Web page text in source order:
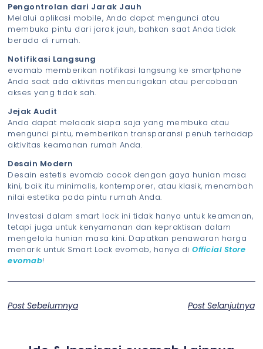
Pengontrolan dari Jarak Jauh
Melalui aplikasi mobile, Anda dapat mengunci atau
membuka pintu dari jarak jauh, bahkan saat Anda tidak
berada di rumah.
Notifikasi Langsung
evomab memberikan notifikasi langsung ke smartphone
Anda saat ada aktivitas mencurigakan atau percobaan
akses yang tidak sah.
Jejak Audit
Anda dapat melacak siapa saja yang membuka atau
mengunci pintu, memberikan transparansi penuh terhadap
aktivitas keamanan rumah Anda.
Desain Modern
Desain estetis evomab cocok dengan gaya hunian masa
kini, baik itu minimalis, kontemporer, atau klasik, menambah
nilai estetika pada pintu rumah Anda.
Investasi dalam smart lock ini tidak hanya untuk keamanan,
tetapi juga untuk kenyamanan dan kepraktisan dalam
mengelola hunian masa kini. Dapatkan penawaran harga
menarik untuk Smart Lock evomab, hanya diOfficial Store
evomab!
Post Sebelumnya Post Selanjutnya